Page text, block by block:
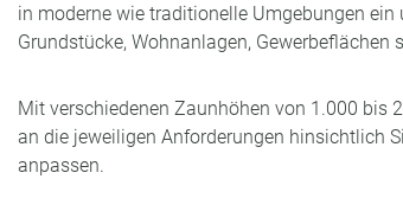
in moderne wie traditionelle Umgebungen
Grundstücke, Wohnanlagen,
Mit verschiedenen Zaunhöhen von 1.000
an die jeweiligen Anforderungen hinsichtlich
anpassen.